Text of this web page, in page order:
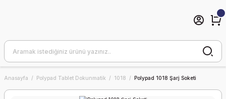
Anasayfa Polypad Tablet Dokunmatik 1018 Polypad 1018 Şarj Soketi